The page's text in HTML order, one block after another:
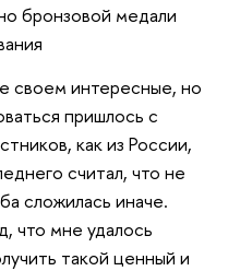
бронзовой медали
своем интересные, но
пришлось с
как из России,
считал, что не
сложилась иначе.
что мне удалось
такой ценный и